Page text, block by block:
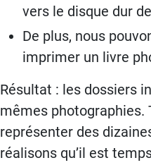
vers le disque dur
De plus, nous
imprimer un livre
Résultat : les dossiers
mêmes photographies.
représenter des
réalisons qu’il est